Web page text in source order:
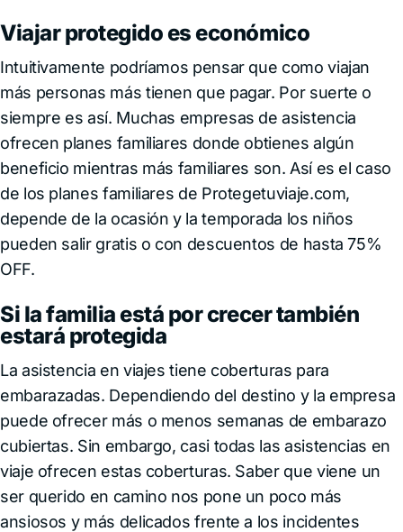
Viajar protegido es económico
Intuitivamente podríamos pensar que como viajan
más personas más tienen que pagar. Por suerte o
siempre es así. Muchas empresas de asistencia
ofrecen planes familiares donde obtienes algún
beneficio mientras más familiares son. Así es el caso
de los planes familiares de Protegetuviaje.com,
depende de la ocasión y la temporada los niños
pueden salir gratis o con descuentos de hasta 75%
OFF.
Si la familia está por crecer también
estará protegida
La asistencia en viajes tiene coberturas para
embarazadas. Dependiendo del destino y la empresa
puede ofrecer más o menos semanas de embarazo
cubiertas. Sin embargo, casi todas las asistencias en
viaje ofrecen estas coberturas. Saber que viene un
ser querido en camino nos pone un poco más
ansiosos y más delicados frente a los incidentes